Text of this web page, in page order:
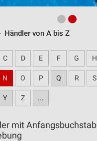
Händler von A bis Z
C D E F G H
N O P Q R S
Y Z ...
mit